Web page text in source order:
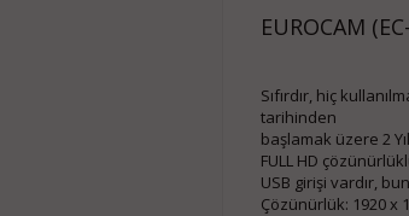
EUROCAM
Sıfırdır, hiç
tarihinden
başlamak üzere 2
FULL HD
USB girişi vardır,
Çözünürlük: 1920 x